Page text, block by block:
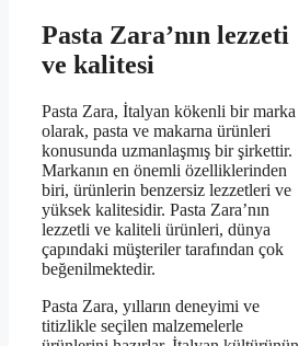
Pasta Zara’nın lezzeti
ve kalitesi
Pasta Zara, İtalyan kökenli bir marka
olarak, pasta ve makarna ürünleri
konusunda uzmanlaşmış bir şirkettir.
Markanın en önemli özelliklerinden
biri, ürünlerin benzersiz lezzetleri ve
yüksek kalitesidir. Pasta Zara’nın
lezzetli ve kaliteli ürünleri, dünya
çapındaki müşteriler tarafından çok
beğenilmektedir.
Pasta Zara, yılların deneyimi ve
titizlikle seçilen malzemelerle